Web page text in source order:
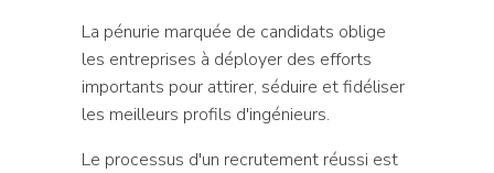
La pénurie marquée de candidats oblige
les entreprises à déployer des efforts
importants pour attirer, séduire et fidéliser
les meilleurs profils d'ingénieurs.
Le processus d'un recrutement réussi est